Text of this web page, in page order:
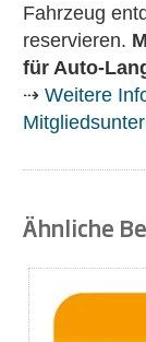
Fahrzeug
reservieren.
für Auto-
⇢ Weitere
Ähnliche